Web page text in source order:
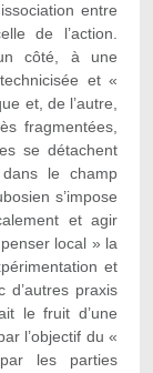
entre
de l’action.
côté, à une
et «
et, de l’autre,
fragmentées,
se détachent
le champ
s’impose
et agir
local » la
et
d’autres praxis
le fruit d’une
l’objectif du «
les parties